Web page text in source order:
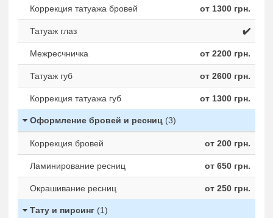
Коррекция татуажа бровей от 1300 грн.
Татуаж глаз ✔️
Межресчничка от 2200 грн.
Татуаж губ от 2600 грн.
Коррекция татуажа губ от 1300 грн.
Оформление бровей и ресниц (3)
Коррекция бровей от 200 грн.
Ламинирование ресниц от 650 грн.
Окрашивание ресниц от 250 грн.
Тату и пирсинг (1)